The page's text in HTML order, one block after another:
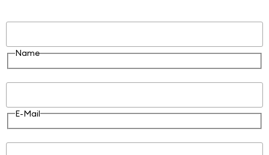
Name
E-Mail